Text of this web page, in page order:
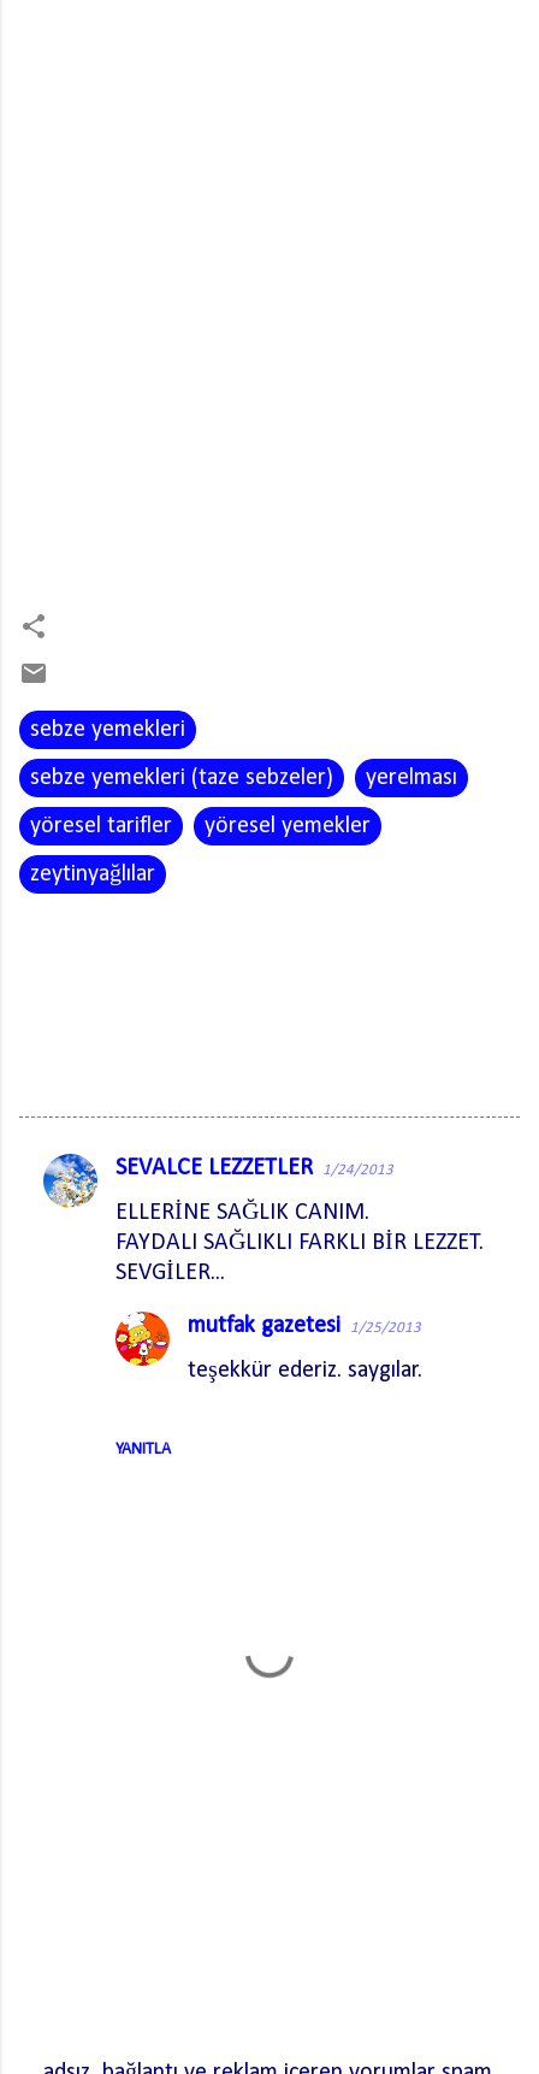
sebze yemekleri
sebze yemekleri (taze sebzeler)
yerelması
yöresel tarifler
yöresel yemekler
zeytinyağlılar
Y
SEVALCE LEZZETLER 1/24/2013
ELLERİNE SAĞLIK CANIM.
FAYDALI SAĞLIKLI FARKLI BİR LEZZET.
SEVGİLER...
YANITLA
mutfak gazetesi 1/25/2013
teşekkür ederiz. saygılar.